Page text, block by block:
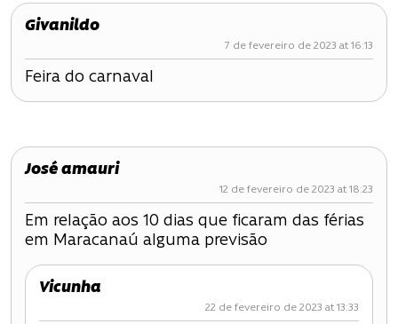
Givanildo
7 de fevereiro de 2023 at 16:13
Feira do carnaval
José amauri
12 de fevereiro de 2023 at 18:23
Em relação aos 10 dias que ficaram das férias
em Maracanaú alguma previsão
Vicunha
22 de fevereiro de 2023 at 13:33